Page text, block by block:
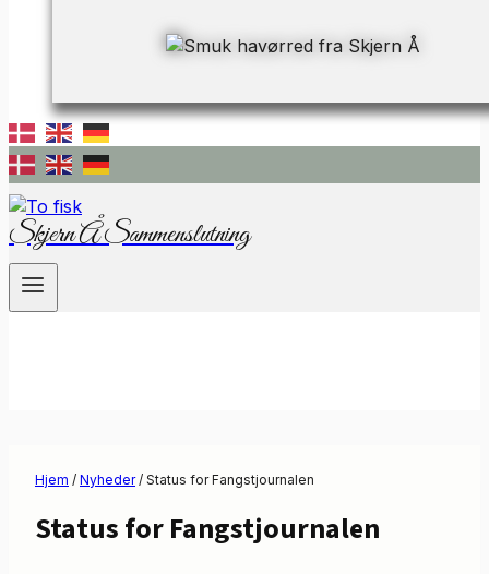
Skjern Å Sammenslutning
Hjem / Nyheder / Status for Fangstjournalen
Status for Fangstjournalen